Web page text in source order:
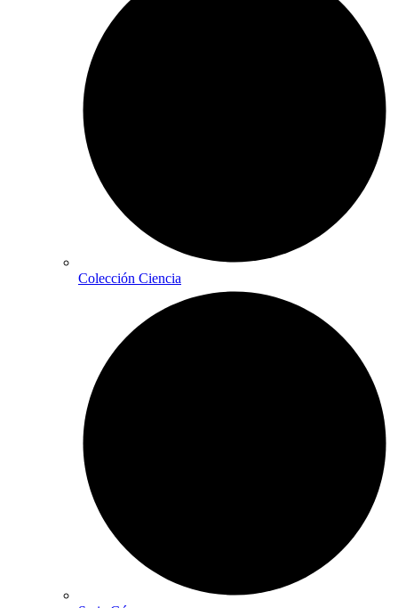
Colección Ciencia